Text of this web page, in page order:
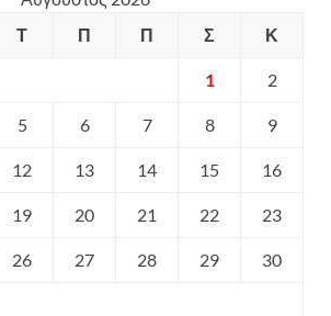
Τ Π Π Σ Κ
1 2
5 6 7 8 9
12 13 14 15 16
19 20 21 22 23
26 27 28 29 30